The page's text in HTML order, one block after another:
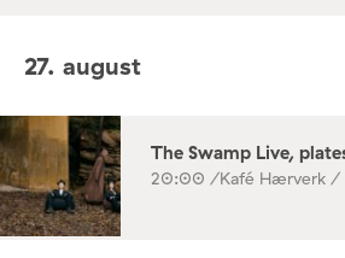
27. august
The Swamp Live,
20:00 /Kafé Hærverk /